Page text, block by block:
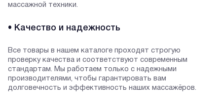
массажной техники.
• Качество и надежность
Все товары в нашем каталоге проходят строгую
проверку качества и соответствуют современным
стандартам. Мы работаем только с надежными
производителями, чтобы гарантировать вам
долговечность и эффективность наших массажёров.